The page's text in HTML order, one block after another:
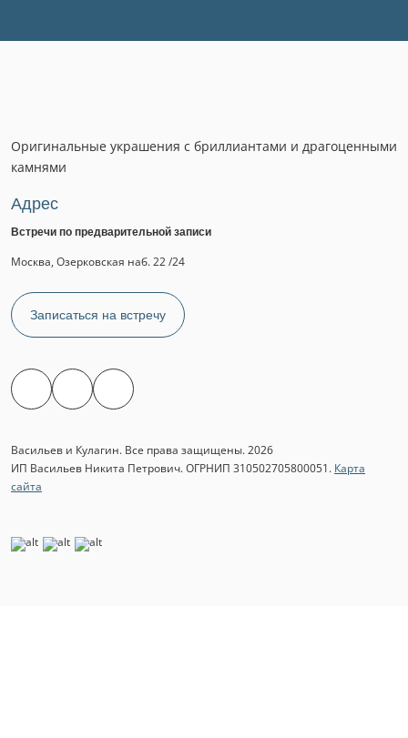
Оригинальные украшения с бриллиантами и драгоценными
камнями
Адрес
Встречи по предварительной записи
Москва, Озерковская наб. 22 /24
Записаться на встречу
Васильев и Кулагин. Все права защищены. 2026
ИП Васильев Никита Петрович. ОГРНИП 310502705800051. Карта
сайта